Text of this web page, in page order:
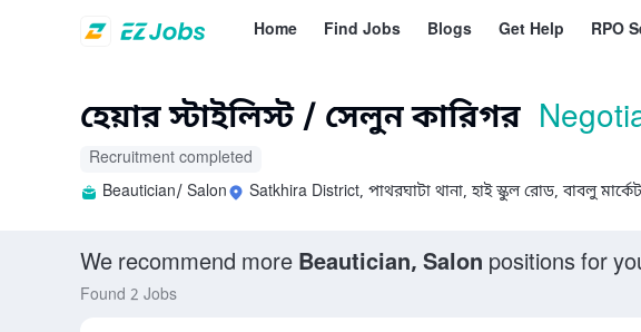
Home Find Jobs Blogs Get Help RPO
হেয়ার স্টাইলিস্ট / সেলুন কারিগর
Recruitment completed
Beautician/ Salon
Satkhira District, পাথরঘাটা থানা, হাই স্কুল রোড, বাবলু
We recommend more Beautician, Salon positions for
Found 2 Jobs